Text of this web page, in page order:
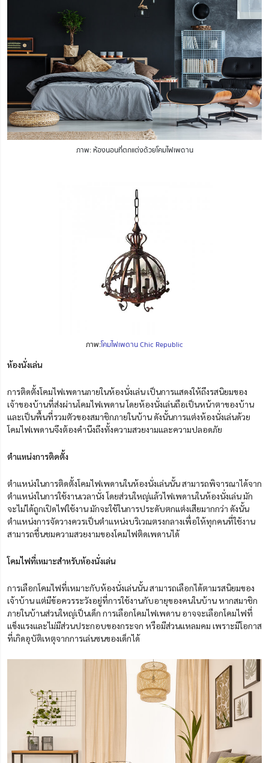
ภาพ: ห้องนอนที่ตกแต่งด้วยโคมไฟเพดาน
ภาพ:โคมไฟเพดาน Chic Republic
ห้องนั่งเล่น
การติดตั้งโคมไฟเพดานภายในห้องนั่งเล่น เป็นการแสดงให้ถึงรสนิยมของ
เจ้าของบ้านที่ส่งผ่านโคมไฟเพดาน โดยห้องนั่งเล่นถือเป็นหน้าตาของบ้าน
และเป็นพื้นที่รวมตัวของสมาชิกภายในบ้าน ดังนั้นการแต่งห้องนั่งเล่นด้วย
โคมไฟเพดานจึงต้องคำนึงถึงทั้งความสวยงามและความปลอดภัย
ตำแหน่งการติดตั้ง
ตำแหน่งในการติดตั้งโคมไฟเพดานในห้องนั่งเล่นนั้น สามารถพิจารณาได้จาก
ตำแหน่งในการใช้งานเวลานั่ง โดยส่วนใหญ่แล้วไฟเพดานในห้องนั่งเล่น มัก
จะไม่ได้ถูกเปิดไฟใช้งาน มักจะใช้ในการประดับตกแต่งเสียมากกว่า ดังนั้น
ตำแหน่งการจัดวางควรเป็นตำแหน่งบริเวณตรงกลางเพื่อให้ทุกคนที่ใช้งาน
สามารถชื่นชมความสวยงามของโคมไฟติดเพดานได้
โคมไฟที่เหมาะสำหรับห้องนั่งเล่น
การเลือกโคมไฟที่เหมาะกับห้องนั่งเล่นนั้น สามารถเลือกได้ตามรสนิยมของ
เจ้าบ้าน แต่มีข้อควรระวังอยู่ที่การใช้งานกับอายุของคนในบ้าน หากสมาชิก
ภายในบ้านส่วนใหญ่เป็นเด็ก การเลือกโคมไฟเพดาน อาจจะเลือกโคมไฟที่
แข็งแรงและไม่มีส่วนประกอบของกระจก หรือมีส่วนแหลมคม เพราะมีโอกาส
ที่เกิดอุบัติเหตุจากการเล่นซนของเด็กได้